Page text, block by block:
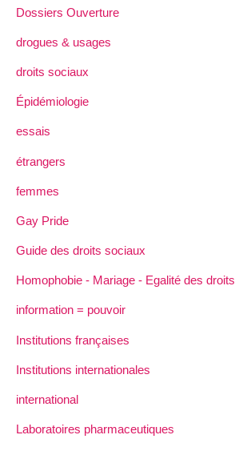
Dossiers Ouverture
drogues & usages
droits sociaux
Épidémiologie
essais
étrangers
femmes
Gay Pride
Guide des droits sociaux
Homophobie - Mariage - Egalité des droits
information = pouvoir
Institutions françaises
Institutions internationales
international
Laboratoires pharmaceutiques